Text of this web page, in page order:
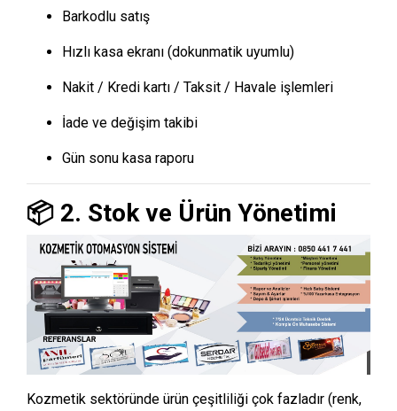
Barkodlu satış
Hızlı kasa ekranı (dokunmatik uyumlu)
Nakit / Kredi kartı / Taksit / Havale işlemleri
İade ve değişim takibi
Gün sonu kasa raporu
📦 2. Stok ve Ürün Yönetimi
Kozmetik sektöründe ürün çeşitliliği çok fazladır (renk,